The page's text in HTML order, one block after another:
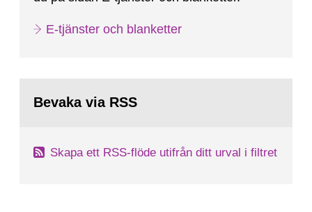
E-tjänster och blanketter
Bevaka via RSS
Skapa ett RSS-flöde utifrån ditt urval i filtret